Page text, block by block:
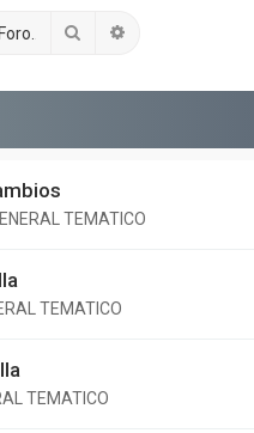
Buscar
TEMATICO
TEMATICO
TEMATICO